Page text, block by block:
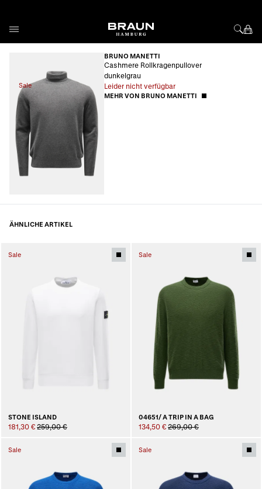
Sale
BRUNO MANETTI
Cashmere Rollkragenpullover
dunkelgrau
Leider nicht verfügbar
MEHR VON BRUNO MANETTI
ÄHNLICHE ARTIKEL
Sale
STONE ISLAND
181,30 € 259,00 €
Sale
04651/ A TRIP IN A BAG
134,50 € 269,00 €
Sale Sale